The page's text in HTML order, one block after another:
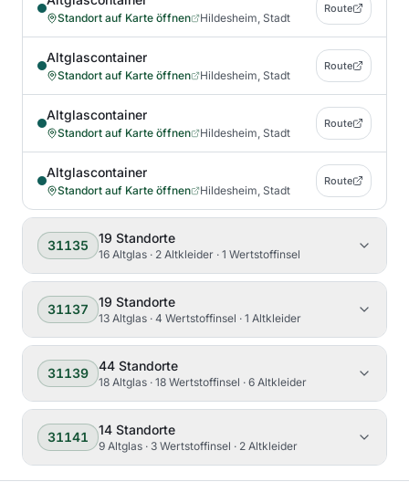
Standort auf Karte öffnen Hildesheim, Stadt
Route
Altglascontainer
Standort auf Karte öffnen Hildesheim, Stadt
Route
Altglascontainer
Standort auf Karte öffnen Hildesheim, Stadt
Route
Altglascontainer
Standort auf Karte öffnen Hildesheim, Stadt
Route
31135 19 Standorte
16 Altglas · 2 Altkleider · 1 Wertstoffinsel
31137 19 Standorte
13 Altglas · 4 Wertstoffinsel · 1 Altkleider
31139 44 Standorte
18 Altglas · 18 Wertstoffinsel · 6 Altkleider
31141 14 Standorte
9 Altglas · 3 Wertstoffinsel · 2 Altkleider